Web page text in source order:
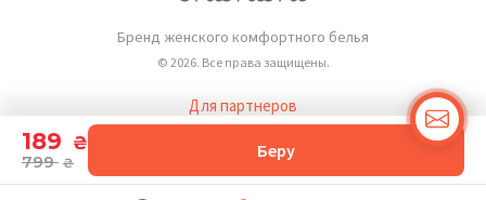
189 ₴
799 ₴
Беру
Бренд женского комфортного белья
© 2026. Все права защищены.
Для партнеров